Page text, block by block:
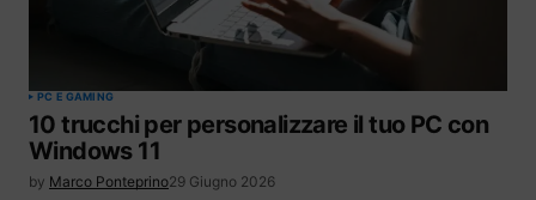
PC E GAMING
10 trucchi per personalizzare il tuo PC con
Windows 11
by Marco Ponteprino29 Giugno 2026